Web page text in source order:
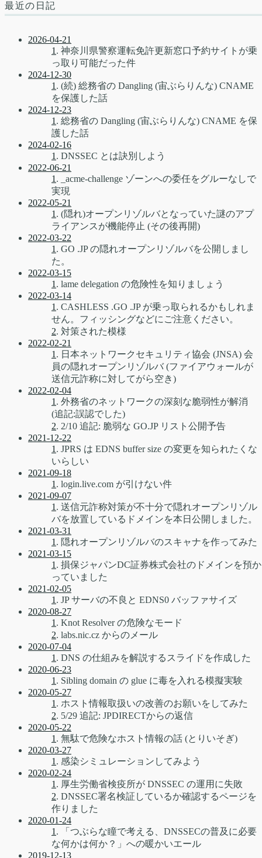
最近の日記
2026-04-21
1 . 神奈川県警察運転免許更新窓口予約サイトが乗
っ取り可能だった件
2024-12-30
1 . (続) 総務省の Dangling (宙ぶらりんな) CNAME
を保護した話
2024-12-23
1 . 総務省の Dangling (宙ぶらりんな) CNAME を保
護した話
2024-02-16
1 . DNSSEC とは訣別しよう
2022-06-21
1 . _acme-challenge ゾーンへの委任をグルーなしで
実現
2022-05-21
1 . (隠れ)オープンリゾルバとなっていた謎のアプ
ライアンスが機能停止 (その後再開)
2022-03-22
1 . GO .JP の隠れオープンリゾルバを公開しまし
た。
2022-03-15
1 . lame delegation の危険性を知りましょう
2022-03-14
1 . CASHLESS .GO .JP が乗っ取られるかもしれま
せん。フィッシングなどにご注意ください。
2. 対策された模様
2022-02-21
1 . 日本ネットワークセキュリティ協会 (JNSA) 会
員の隠れオープンリゾルバ (ファイアウォールが
送信元詐称に対してがら空き)
2022-02-04
1 . 外務省のネットワークの深刻な脆弱性が解消
(追記:誤認でした)
2. 2/10 追記: 脆弱な GO.JP リスト公開予告
2021-12-22
1 . JPRS は EDNS buffer size の変更を知られたくな
いらしい
2021-09-18
1 . login.live.com が引けない件
2021-09-07
1 . 送信元詐称対策が不十分で隠れオープンリゾル
バを放置しているドメインを本日公開しました。
2021-03-31
1 . 隠れオープンリゾルバのスキャナを作ってみた
2021-03-15
1 . 損保ジャパンDC証券株式会社のドメインを預か
っていました
2021-02-05
1 . JP サーバの不良と EDNS0 バッファサイズ
2020-08-27
1 . Knot Resolver の危険なモード
2. labs.nic.cz からのメール
2020-07-04
1 . DNS の仕組みを解説するスライドを作成した
2020-06-23
1 . Sibling domain の glue に毒を入れる模擬実験
2020-05-27
1 . ホスト情報取扱いの改善のお願いをしてみた
2. 5/29 追記: JPDIRECTからの返信
2020-05-22
1 . 無駄で危険なホスト情報の話 (とりいそぎ)
2020-03-27
1 . 感染シミュレーションしてみよう
2020-02-24
1 . 厚生労働省検疫所が DNSSEC の運用に失敗
2. DNSSEC署名検証しているか確認するページを
作りました
2020-01-24
1 . 「つぶらな瞳で考える、DNSSECの普及に必要
な何かは何か？」への暖かいエール
2019-12-13